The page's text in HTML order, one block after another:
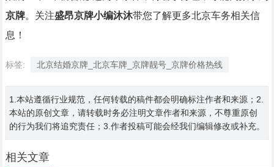
京牌。关注盛昂京牌小编沐沐带您了解更多北京车务相关信
息！
标签: 北京结婚京牌_北京车牌_京牌靓号_京牌价格热线
1.本站遵循行业规范，任何转载的稿件都会明确标注作者和来源；2.
本站的原创文章，请转载时务必注明文章作者和来源，不尊重原创
的行为我们将追究责任；3.作者投稿可能会经我们编辑修改或补充。
相关文章